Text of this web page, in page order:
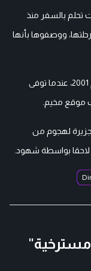
تحلم بالسفر منذ
ووصفوها بأنها
وسجل آخر هجوم قاتل من دينغو على الجزيرة عام 2001، عندما توفى
الجزيرة لهجوم من
لاحقا بواسطة شهود.